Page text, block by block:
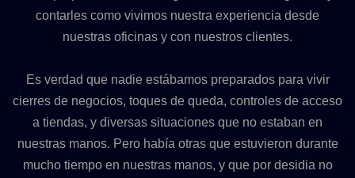
contarles como vivimos nuestra experiencia desde
nuestras oficinas y con nuestros clientes.
Es verdad que nadie estábamos preparados para vivir
cierres de negocios, toques de queda, controles de acceso
a tiendas, y diversas situaciones que no estaban en
nuestras manos. Pero había otras que estuvieron durante
mucho tiempo en nuestras manos, y que por desidia no